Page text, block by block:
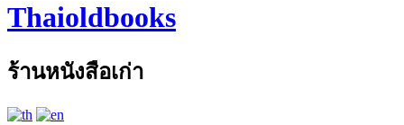
Thaioldbooks
ร้านหนังสือเก่า